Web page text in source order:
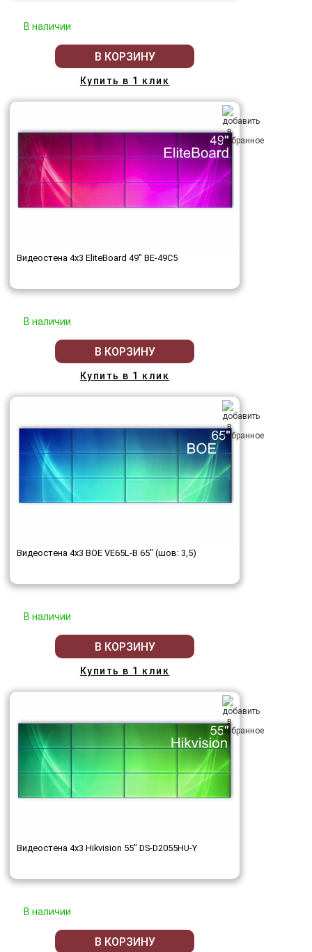
В наличии
В КОРЗИНУ
Купить в 1 клик
Видеостена 4x3 EliteBoard 49" BE-49C5
В наличии
В КОРЗИНУ
Купить в 1 клик
Видеостена 4x3 BOE VE65L-B 65" (шов: 3,5)
В наличии
В КОРЗИНУ
Купить в 1 клик
Видеостена 4x3 Hikvision 55" DS-D2055HU-Y
В наличии
В КОРЗИНУ